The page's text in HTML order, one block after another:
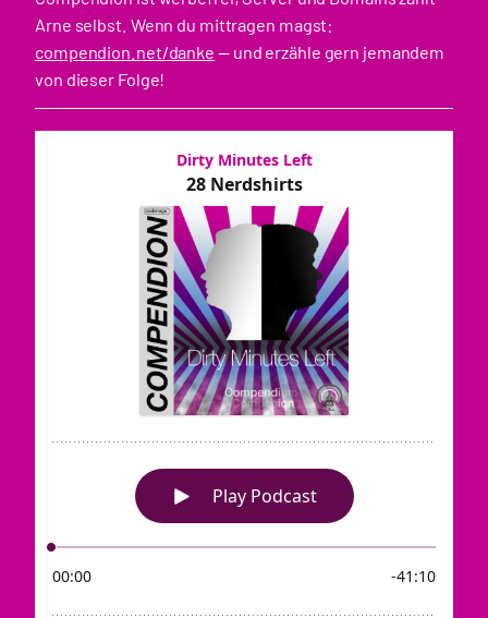
Arne selbst. Wenn du mittragen magst:
compendion.net/danke — und erzähle gern jemandem
von dieser Folge!